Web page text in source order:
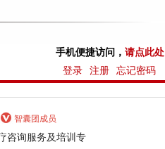
手机便捷访问， 请点此处
登录 注册 忘记密码
智囊团成员
咨询服务及培训专